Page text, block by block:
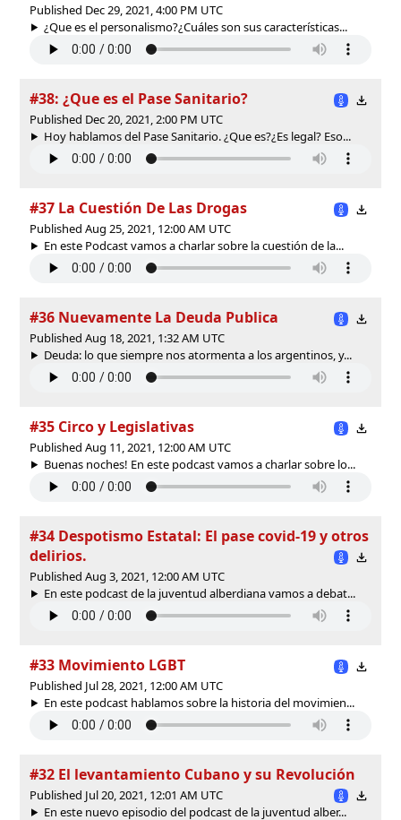
Published Dec 29, 2021, 4:00 PM UTC
¿Que es el personalismo?¿Cuáles son sus características...
#38: ¿Que es el Pase Sanitario?
Published Dec 20, 2021, 2:00 PM UTC
Hoy hablamos del Pase Sanitario. ¿Que es?¿Es legal? Eso...
#37 La Cuestión De Las Drogas
Published Aug 25, 2021, 12:00 AM UTC
En este Podcast vamos a charlar sobre la cuestión de la...
#36 Nuevamente La Deuda Publica
Published Aug 18, 2021, 1:32 AM UTC
Deuda: lo que siempre nos atormenta a los argentinos, y...
#35 Circo y Legislativas
Published Aug 11, 2021, 12:00 AM UTC
Buenas noches! En este podcast vamos a charlar sobre lo...
#34 Despotismo Estatal: El pase covid-19 y otros
delirios.
Published Aug 3, 2021, 12:00 AM UTC
En este podcast de la juventud alberdiana vamos a debat...
#33 Movimiento LGBT
Published Jul 28, 2021, 12:00 AM UTC
En este podcast hablamos sobre la historia del movimien...
#32 El levantamiento Cubano y su Revolución
Published Jul 20, 2021, 12:01 AM UTC
En este nuevo episodio del podcast de la juventud alber...